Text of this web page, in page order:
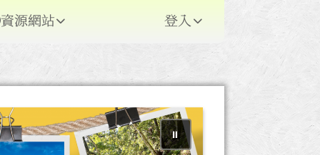
資源網站 登入
⏸